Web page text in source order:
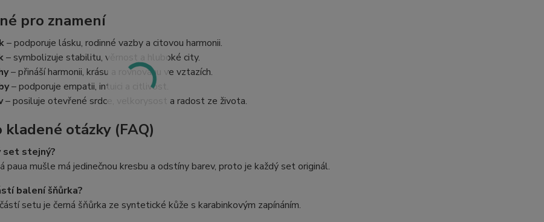
pro znamení
– podporuje lásku, rodinné vazby a citovou harmonii.
– symbolizuje stabilitu, věrnost a hluboké city.
– přináší harmonii, krásu a rovnováhu ve vztazích.
– podporuje empatii, intuici a citlivost.
– posiluje otevřené srdce, velkorysost a radost ze života.
kladené otázky (FAQ)
set stejný?
paua mušle má jedinečnou kresbu a odstíny barev, proto je každý set originál.
balení šňůrka?
setu je černá šňůrka ze syntetické kůže s karabinkovým zapínáním.